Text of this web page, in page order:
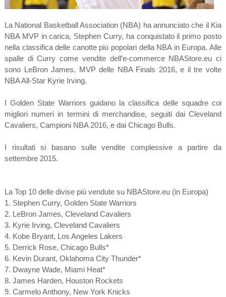
La National Basketball Association (NBA) ha annunciato che il Kia
NBA MVP in carica, Stephen Curry, ha conquistato il primo posto
nella classifica delle canotte più popolari della NBA in Europa. Alle
spalle di Curry come vendite dell’e-commerce NBAStore.eu ci
sono LeBron James, MVP delle NBA Finals 2016, e il tre volte
NBA All-Star Kyrie Irving.
I Golden State Warriors guidano la classifica delle squadre coi
migliori numeri in termini di merchandise, seguiti dai Cleveland
Cavaliers, Campioni NBA 2016, e dai Chicago Bulls.
I risultati si basano sulle vendite complessive a partire da
settembre 2015.
La Top 10 delle divise più vendute su NBAStore.eu (in Europa)
1. Stephen Curry, Golden State Warriors
2. LeBron James, Cleveland Cavaliers
3. Kyrie Irving, Cleveland Cavaliers
4. Kobe Bryant, Los Angeles Lakers
5. Derrick Rose, Chicago Bulls*
6. Kevin Durant, Oklahoma City Thunder*
7. Dwayne Wade, Miami Heat*
8. James Harden, Houston Rockets
9. Carmelo Anthony, New York Knicks